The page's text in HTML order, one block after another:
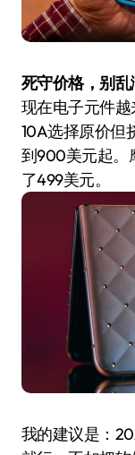
死守价格，别乱
现在电子元件
10A选择原价但
到900美元起。
了499美元。
我的建议是：